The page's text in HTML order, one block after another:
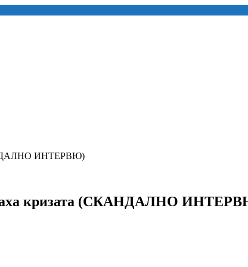
ИНТЕРВЮ)
кризата (СКАНДАЛНО